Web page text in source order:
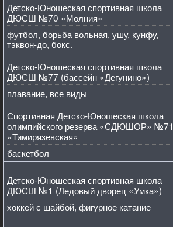
Детско-Юношеская спортивная школа
ДЮСШ №70 «Молния»
футбол, борьба вольная, ушу, кунфу,
тэквон-до, бокс.
Детско-Юношеская спортивная школа
ДЮСШ №77 (бассейн «Дегунино»)
плавание, все виды
Спортивная Детско-Юношеская школа
олимпийского резерва «СДЮШОР» №71
«Тимирязевская»
баскетбол
Детско-Юношеская спортивная школа
ДЮСШ №1 (Ледовый дворец «Умка»)
хоккей с шайбой, фигурное катание